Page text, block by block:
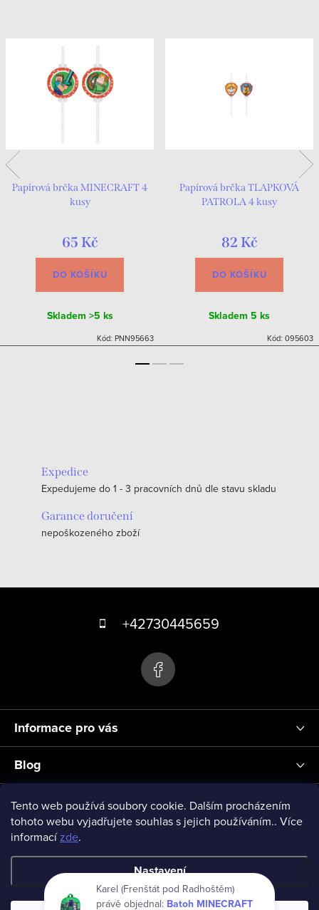
Tento web používá soubory cookie. Dalším procházením
tohoto webu vyjadřujete souhlas s jejich používáním.. Více
informacízde.
Nastavení
Papírová brčka MINECRAFT 4
kusy
65 Kč
DO KOŠÍKU
Skladem >5 ks
Kód: PNN95663
Papírová brčka TLAPKOVÁ
PATROLA 4 kusy
82 Kč
DO KOŠÍKU
Skladem 5 ks
Kód: 095603
Expedice
Expedujeme do 1 - 3 pracovních dnů dle stavu skladu
Garance doručení
nepoškozeného zboží
í
+42730445659
Informace pro vás
Blog
Přihlášení
Copyright 2026 www.vseprodeti.eu. Všechna práva vyhrazena.
Karel (Frenštát pod Radhoštěm)
právě objednal: Batoh MINECRAFT